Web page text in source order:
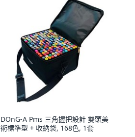
DOnG-A Pms 三角握把設計 雙頭美
術標準型 + 收納袋, 168色, 1套